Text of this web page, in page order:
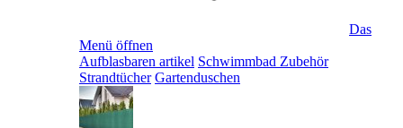
Das
Menü öffnen
Aufblasbaren artikel Schwimmbad Zubehör
Strandtücher Gartenduschen